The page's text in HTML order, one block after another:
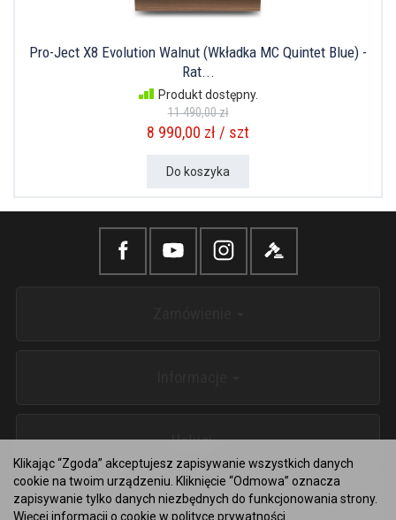
Pro-Ject X8 Evolution Walnut (Wkładka MC Quintet Blue) -
Rat...
Produkt dostępny.
11 490,00 zł
8 990,00 zł / szt
Do koszyka
Usługi
Kontakt
Klikając “Zgoda” akceptujesz zapisywanie wszystkich danych
cookie na twoim urządzeniu. Kliknięcie “Odmowa” oznacza
zapisywanie tylko danych niezbędnych do funkcjonowania strony.
Więcej informacji o cookie w polityce prywatności